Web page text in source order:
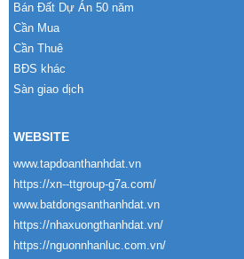
Bán Đất Dự Án 50 năm
Cần Mua
Cần Thuê
BĐS khác
Sàn giao dịch
WEBSITE
www.tapdoanthanhdat.vn
https://xn--ttgroup-g7a.com/
www.batdongsanthanhdat.vn
https://nhaxuongthanhdat.vn/
https://nguonnhanluc.com.vn/